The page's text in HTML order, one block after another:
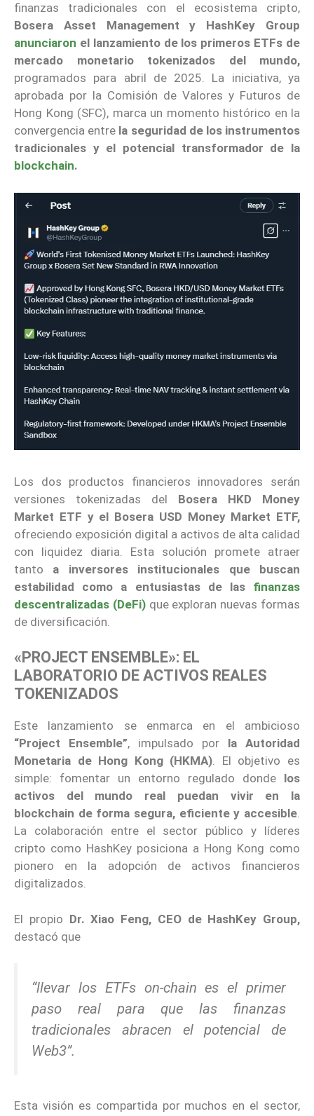
finanzas tradicionales con el ecosistema cripto,
Bosera Asset Management y HashKey Group
anunciaron el lanzamiento de los primeros ETFs de
mercado monetario tokenizados del mundo,
programados para abril de 2025. La iniciativa, ya
aprobada por la Comisión de Valores y Futuros de
Hong Kong (SFC), marca un momento histórico en la
convergencia entre la seguridad de los instrumentos
tradicionales y el potencial transformador de la
blockchain.
Los dos productos financieros innovadores serán
versiones tokenizadas del Bosera HKD Money
Market ETF y el Bosera USD Money Market ETF,
ofreciendo exposición digital a activos de alta calidad
con liquidez diaria. Esta solución promete atraer
tanto a inversores institucionales que buscan
estabilidad como a entusiastas de las finanzas
descentralizadas (DeFi)que exploran nuevas formas
de diversificación.
«PROJECT ENSEMBLE»: EL
LABORATORIO DE ACTIVOS REALES
TOKENIZADOS
Este lanzamiento se enmarca en el ambicioso
“Project Ensemble”, impulsado por la Autoridad
Monetaria de Hong Kong (HKMA). El objetivo es
simple: fomentar un entorno regulado donde los
activos del mundo real puedan vivir en la
blockchain de forma segura, eficiente y accesible.
La colaboración entre el sector público y líderes
cripto como HashKey posiciona a Hong Kong como
pionero en la adopción de activos financieros
digitalizados.
El propio Dr. Xiao Feng, CEO de HashKey Group,
destacó que
“llevar los ETFs on-chain es el primer
paso real para que las finanzas
tradicionales abracen el potencial de
Web3”.
Esta visión es compartida por muchos en el sector,